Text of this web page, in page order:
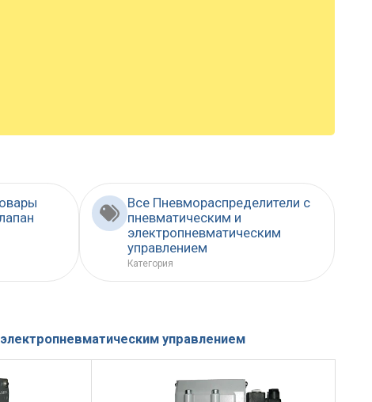
Все Пневмораспределители с
пневматическим и
электропневматическим
управлением
Категория
управлением